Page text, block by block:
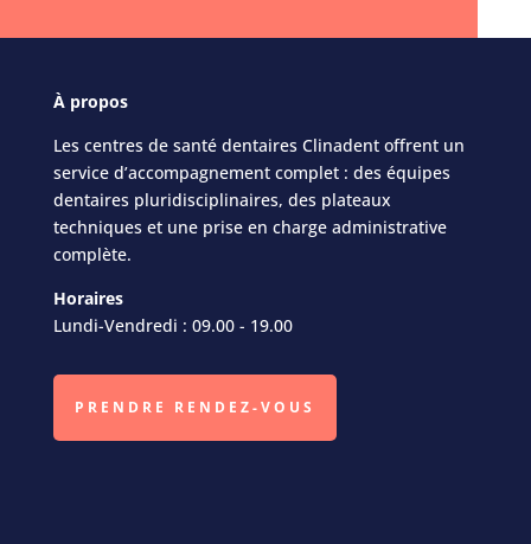
Àpropos
Les centres de santé dentaires Clinadent offrent un
service d’accompagnement complet : des équipes
dentaires pluridisciplinaires, des plateaux
techniques et une prise en charge administrative
complète.
Horaires
Lundi-Vendredi : 09.00 - 19.00
PRENDRE RENDEZ-VOUS